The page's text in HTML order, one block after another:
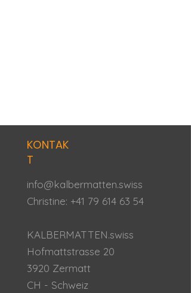
KONTAK
T
info@kalbermatten.swiss
Christine: +41 79 614 63 54
KALBERMATTEN.swiss
Hofmattstrasse 20
3920 Zermatt
CH - Schweiz